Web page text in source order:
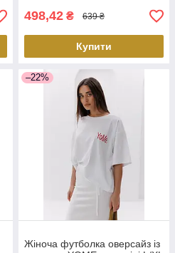
498,42 ₴ 639 ₴
Купити
–22%
Жіноча футболка оверсайз із